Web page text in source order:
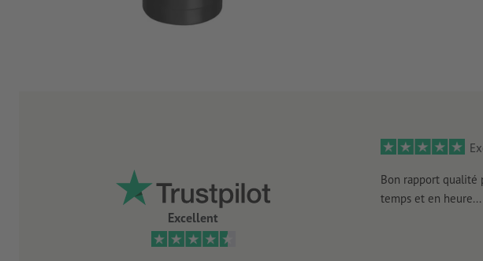
Excellent
Bon rapport qualité
temps et en heure...